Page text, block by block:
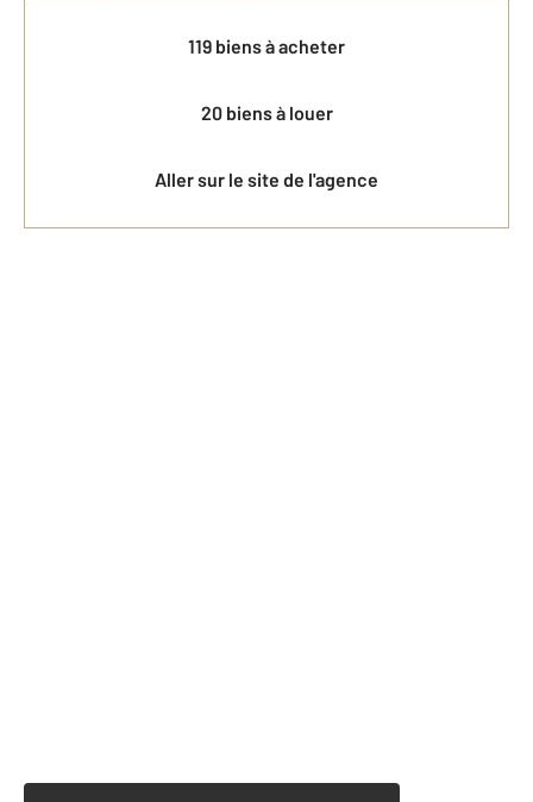
119 biens à acheter
20 biens à louer
Aller sur le site de l'agence